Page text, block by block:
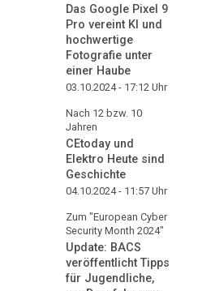
Das Google Pixel 9
Pro vereint KI und
hochwertige
Fotografie unter
einer Haube
03.10.2024 - 17:12 Uhr
Nach 12 bzw. 10
Jahren
CEtoday und
Elektro Heute sind
Geschichte
04.10.2024 - 11:57 Uhr
Zum "European Cyber
Security Month 2024"
Update: BACS
veröffentlicht Tipps
für Jugendliche,